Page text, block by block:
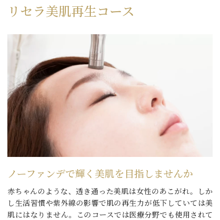
リセラ美肌再生コース
ノーファンデで輝く美肌を目指しませんか
赤ちゃんのような、透き通った美肌は女性のあこがれ。しか
し生活習慣や紫外線の影響で肌の再生力が低下していては美
肌にはなりません。このコースでは医療分野でも使用されて